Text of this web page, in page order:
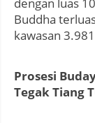
Buddha
kawasan
Prosesi
Tegak Tiang